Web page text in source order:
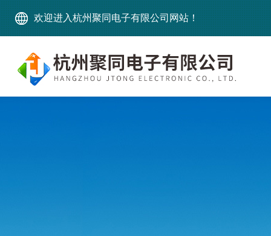
欢迎进入杭州聚同电子有限公司网站！